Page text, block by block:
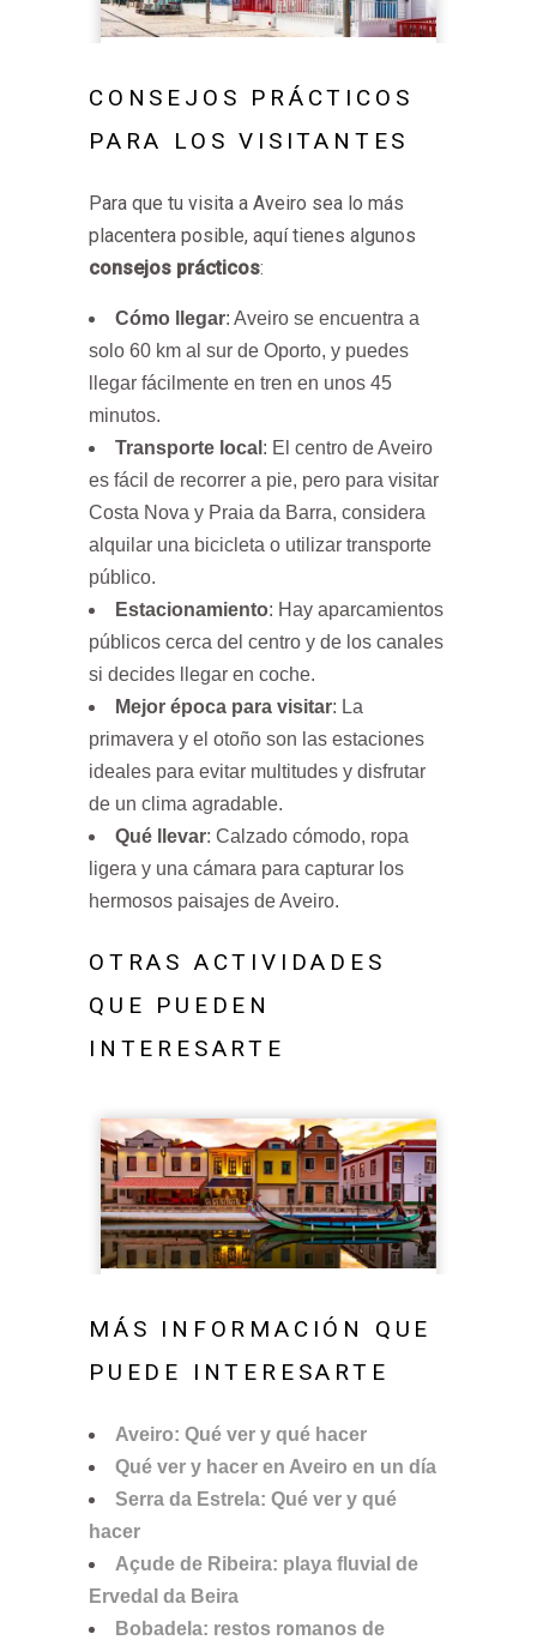
CONSEJOS PRÁCTICOS
PARA LOS VISITANTES
Para que tu visita a Aveiro sea lo más
placentera posible, aquí tienes algunos
consejos prácticos:
Cómo llegar: Aveiro se encuentra a
solo 60 km al sur de Oporto, y puedes
llegar fácilmente en tren en unos 45
minutos.
Transporte local : El centro de Aveiro
es fácil de recorrer a pie, pero para visitar
Costa Nova y Praia da Barra, considera
alquilar una bicicleta o utilizar transporte
público.
Estacionamiento: Hay aparcamientos
públicos cerca del centro y de los canales
si decides llegar en coche.
Mejor época para visitar: La
primavera y el otoño son las estaciones
ideales para evitar multitudes y disfrutar
de un clima agradable.
Qué llevar: Calzado cómodo, ropa
ligera y una cámara para capturar los
hermosos paisajes de Aveiro.
OTRAS ACTIVIDADES
QUE PUEDEN
INTERESARTE
MÁS INFORMACIÓN QUE
PUEDE INTERESARTE
Aveiro: Qué ver y qué hacer
Qué ver y hacer en Aveiro en un día
Serra da Estrela: Qué ver y qué
hacer
Açude de Ribeira: playa fluvial de
Ervedal da Beira
Bobadela: restos romanos de